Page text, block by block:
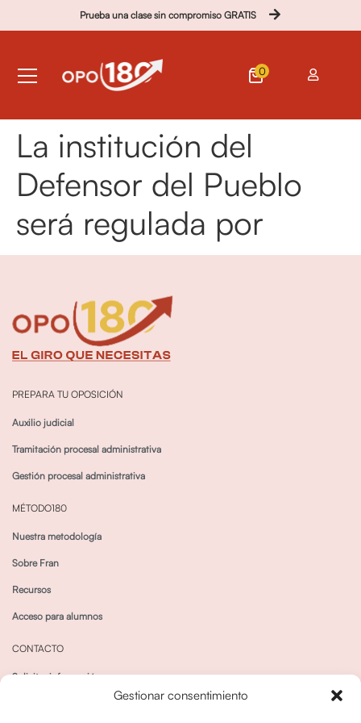
Gestionar consentimiento
Prueba una clase sin compromiso GRATIS
0
La institución del
Defensor del Pueblo
será regulada por
PREPARA TU OPOSICIÓN
Auxilio judicial
Tramitación procesal administrativa
Gestión procesal administrativa
MÉTODO180
Nuestra metodología
Sobre Fran
Recursos
Acceso para alumnos
CONTACTO
Solicitar información